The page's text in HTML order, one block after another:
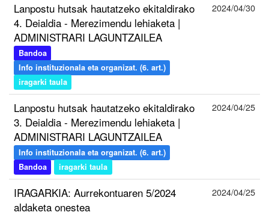
Lanpostu hutsak hautatzeko ekitaldirako
4. Deialdia - Merezimendu lehiaketa |
ADMINISTRARI LAGUNTZAILEA
Bandoa
Info instituzionala eta organizat. (6. art.)
iragarki taula
2024/04/30
Lanpostu hutsak hautatzeko ekitaldirako
3. Deialdia - Merezimendu lehiaketa |
ADMINISTRARI LAGUNTZAILEA
Info instituzionala eta organizat. (6. art.)
Bandoa
iragarki taula
2024/04/25
IRAGARKIA: Aurrekontuaren 5/2024
aldaketa onestea
2024/04/25